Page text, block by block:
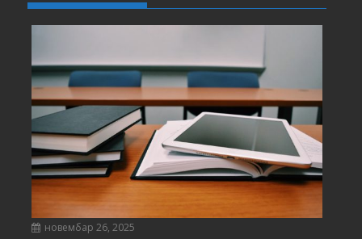
новембар 26, 2025